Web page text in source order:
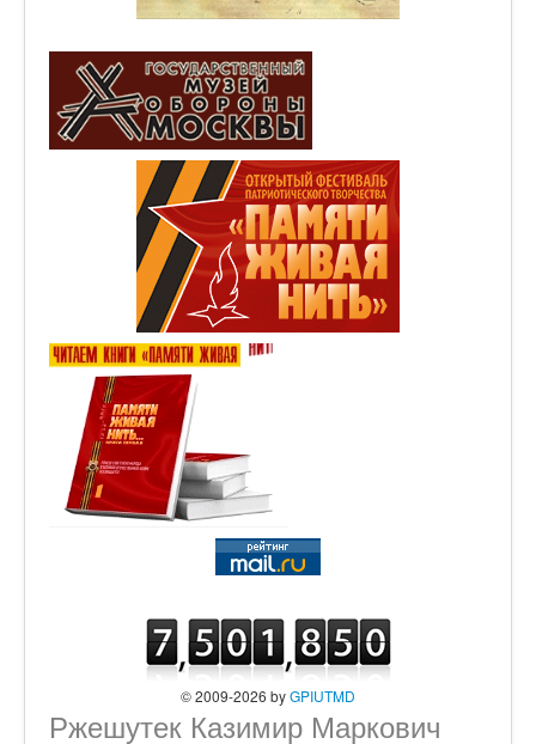
© 2009-2026 byGPIUTMD
Ржешутек Казимир Маркович